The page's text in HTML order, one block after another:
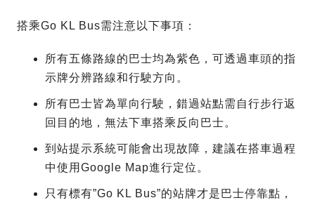
搭乘Go KL Bus需注意以下事項：
所有五條路線的巴士均為紫色，可透過車頭的指
示牌分辨路線和行駛方向。
所有巴士皆為單向行駛，錯過站點需自行步行返
回目的地，無法下車搭乘反向巴士。
到站提示系統可能會出現故障，建議在搭車過程
中使用Google Map進行定位。
只有標有”Go KL Bus”的站牌才是巴士停靠點，